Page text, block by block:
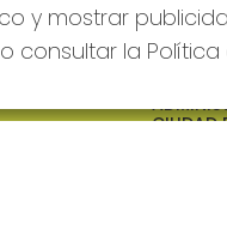
CIUDAD
y mostrar
consultar la Política